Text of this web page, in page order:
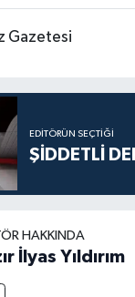
Gazetesi
EDITÖRÜN SEÇTIĞI
ŞİDDETLİ
HAKKINDA
İlyas Yıldırım